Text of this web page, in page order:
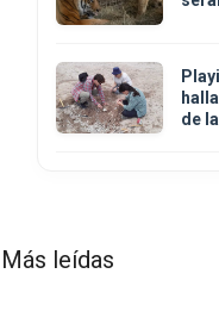
de
Más leídas